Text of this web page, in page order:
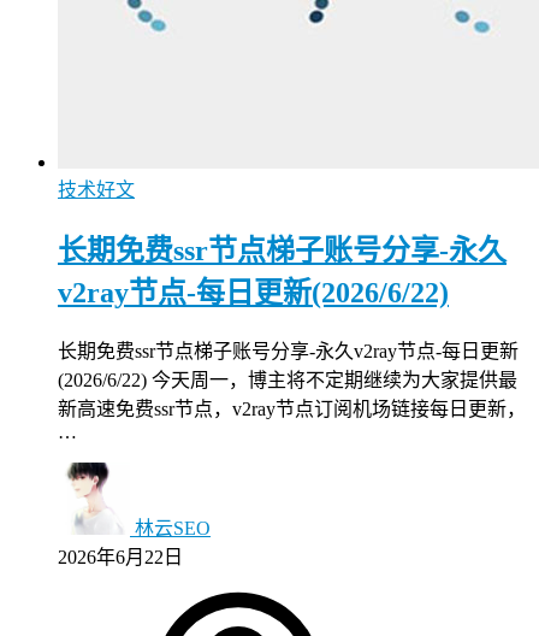
技术好文
长期免费ssr节点梯子账号分享-永久
v2ray节点-每日更新(2026/6/22)
长期免费ssr节点梯子账号分享-永久v2ray节点-每日更新
(2026/6/22) 今天周一，博主将不定期继续为大家提供最
新高速免费ssr节点，v2ray节点订阅机场链接每日更新，
…
林云SEO
2026年6月22日